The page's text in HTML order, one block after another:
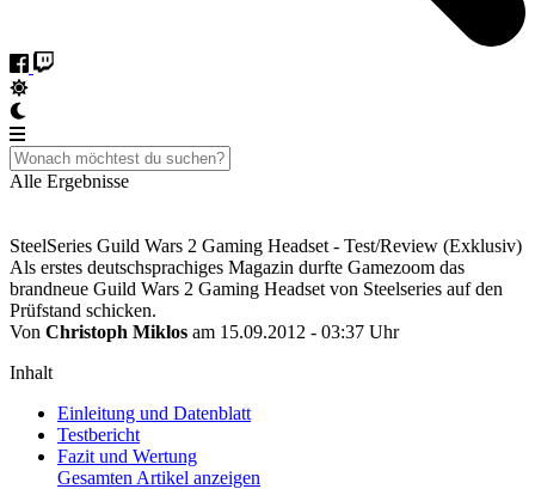
Alle Ergebnisse
SteelSeries Guild Wars 2 Gaming Headset - Test/Review (Exklusiv)
Als erstes deutschsprachiges Magazin durfte Gamezoom das
brandneue Guild Wars 2 Gaming Headset von Steelseries auf den
Prüfstand schicken.
Von Christoph Miklos am 15.09.2012 - 03:37 Uhr
Inhalt
Einleitung und Datenblatt
Testbericht
Fazit und Wertung
Gesamten Artikel anzeigen